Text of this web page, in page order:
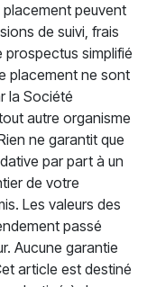
peuvent
de suivi, frais
prospectus simplifié
placement ne sont
la Société
autre organisme
ne garantit que
par part à un
de votre
Les valeurs des
passé
Aucune garantie
article est destiné